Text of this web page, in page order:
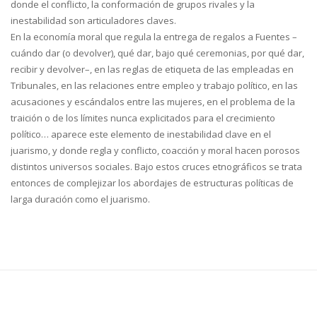
donde el conflicto, la conformación de grupos rivales y la
inestabilidad son articuladores claves.
En la economía moral que regula la entrega de regalos a Fuentes –
cuándo dar (o devolver), qué dar, bajo qué ceremonias, por qué dar,
recibir y devolver–, en las reglas de etiqueta de las empleadas en
Tribunales, en las relaciones entre empleo y trabajo político, en las
acusaciones y escándalos entre las mujeres, en el problema de la
traición o de los límites nunca explicitados para el crecimiento
político… aparece este elemento de inestabilidad clave en el
juarismo, y donde regla y conflicto, coacción y moral hacen porosos
distintos universos sociales. Bajo estos cruces etnográficos se trata
entonces de complejizar los abordajes de estructuras políticas de
larga duración como el juarismo.